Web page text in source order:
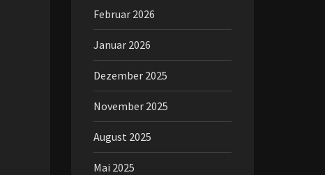
Februar 2026
Januar 2026
Dezember 2025
November 2025
August 2025
Mai 2025